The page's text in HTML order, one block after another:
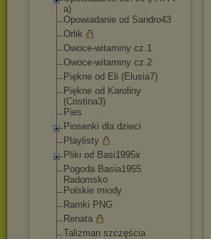
a)
Opowiadanie od Sandro43
Orlik
Owoce-witaminy cz.1
Owoce-witaminy cz.2
Piękne od Eli (Elusia7)
Piękne od Karoliny
(Cristina3)
Pies
Piosenki dla dzieci
Playlisty
Pliki od Basi1995x
Pogoda Basia1955
Radomsko
Polskie miody
Ramki PNG
Renata
Talizman szczęścia